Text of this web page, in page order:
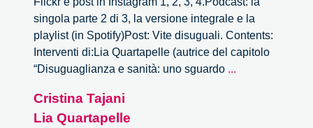
singola parte 2 di 3, la versione integrale e la
playlist (in Spotify)Post: Vite disuguali. Contents:
Interventi di:Lia Quartapelle (autrice del capitolo
“Disuguaglianza e sanità: uno sguardo ...
Cristina Tajani
Lia Quartapelle